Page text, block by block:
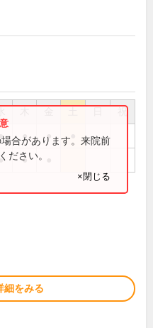
祝
● ●
●
合があります。来院前
ださい。
×閉じる
細をみる